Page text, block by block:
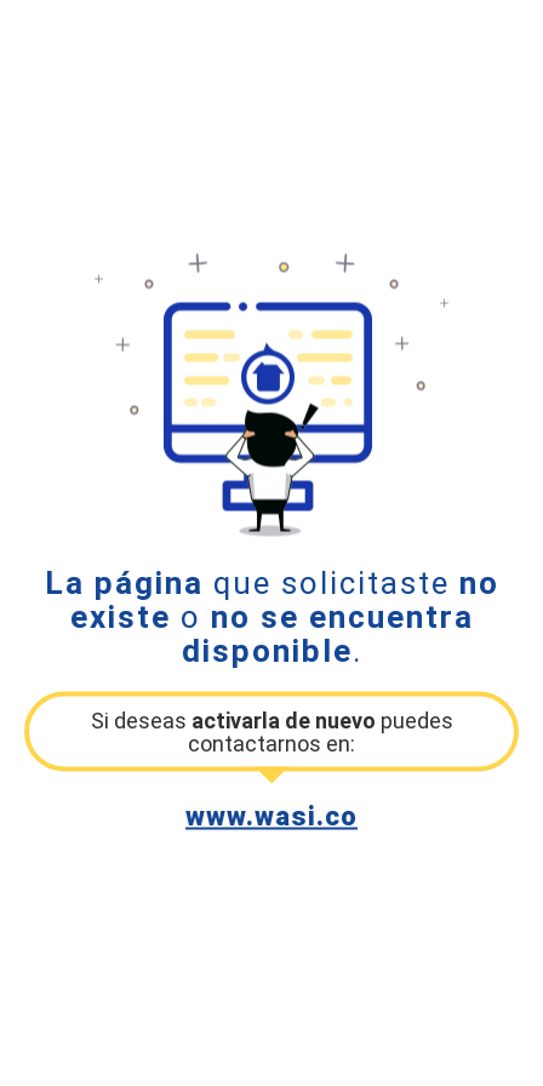
La página que solicitaste no
existe o no se encuentra
disponible.
Si deseas activarla de nuevo puedes
contactarnos en:
www.wasi.co